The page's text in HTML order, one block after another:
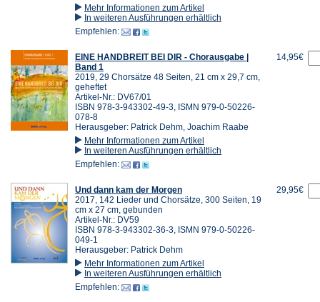
Mehr Informationen zum Artikel
In weiteren Ausführungen erhältlich
Empfehlen:
EINE HANDBREIT BEI DIR - Chorausgabe |
Band 1
2019, 29 Chorsätze 48 Seiten, 21 cm x 29,7 cm,
geheftet
Artikel-Nr.: DV67/01
ISBN 978-3-943302-49-3, ISMN 979-0-50226-
078-8
Herausgeber: Patrick Dehm, Joachim Raabe
Mehr Informationen zum Artikel
In weiteren Ausführungen erhältlich
Empfehlen:
14,95€
Und dann kam der Morgen
2017, 142 Lieder und Chorsätze, 300 Seiten, 19
cm x 27 cm, gebunden
Artikel-Nr.: DV59
ISBN 978-3-943302-36-3, ISMN 979-0-50226-
049-1
Herausgeber: Patrick Dehm
Mehr Informationen zum Artikel
In weiteren Ausführungen erhältlich
Empfehlen:
29,95€